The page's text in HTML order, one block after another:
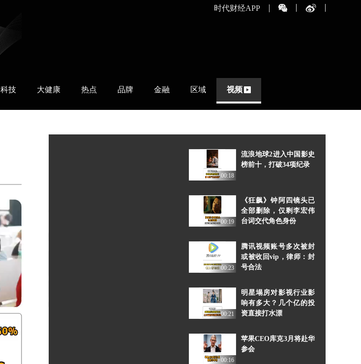
时代财经APP
科技 大健康 热点 品牌 金融 区域 视频
00:18
流浪地球2进入中国影史
榜前十，打破34项纪录
00:19
《狂飙》钟阿四镜头已
全部删除，仅剩李宏伟
台词交代角色身份
00:23
腾讯视频账号多次被封
或被收回vip，律师：封
号合法
00:21
明星塌房对影视行业影
响有多大？几个亿的投
资直接打水漂
00:16
苹果CEO库克3月将赴华
参会